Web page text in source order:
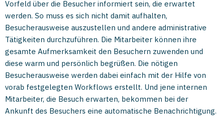
Vorfeld über die Besucher informiert sein, die erwartet
werden. So muss es sich nicht damit aufhalten,
Besucherausweise auszustellen und andere administrative
Tätigkeiten durchzuführen. Die Mitarbeiter können ihre
gesamte Aufmerksamkeit den Besuchern zuwenden und
diese warm und persönlich begrüßen. Die nötigen
Besucherausweise werden dabei einfach mit der Hilfe von
vorab festgelegten Workflows erstellt. Und jene internen
Mitarbeiter, die Besuch erwarten, bekommen bei der
Ankunft des Besuchers eine automatische Benachrichtigung.